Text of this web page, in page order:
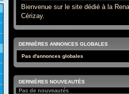
Bienvenue sur le site dédié à la
Cérizay.
DERNIÈRES ANNONCES GLOBALES
Pas d'annonces globales
DERNIÈRES NOUVEAUTÉS
Pas de nouveautés